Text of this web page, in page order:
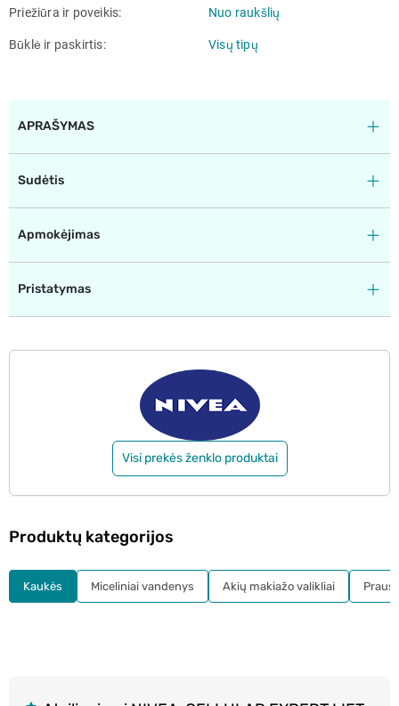
Priežiūra ir poveikis Nuo raukšlių
Būklė ir paskirtis Visų tipų
APRAŠYMAS
Sudėtis
Apmokėjimas
Pristatymas
Visi prekės ženklo produktai
Produktų kategorijos
Kaukės Miceliniai vandenys Akių makiažo valikliai